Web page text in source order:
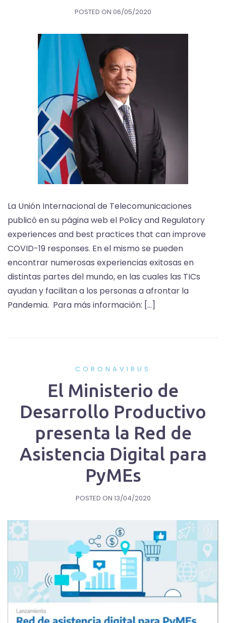
POSTED ON 06/05/2020
La Unión Internacional de Telecomunicaciones
publicó en su página web el Policy and Regulatory
experiences and best practices that can improve
COVID-19 responses. En el mismo se pueden
encontrar numerosas experiencias exitosas en
distintas partes del mundo, en las cuales las TICs
ayudan y facilitan a los personas a afrontar la
Pandemia. Para más información: […]
CORONAVIRUS
El Ministerio de
Desarrollo Productivo
presenta la Red de
Asistencia Digital para
PyMEs
POSTED ON 13/04/2020